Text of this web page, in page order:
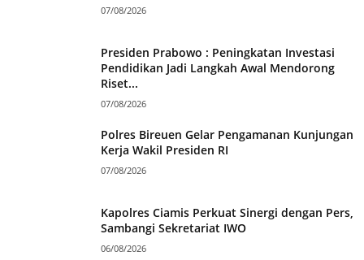
07/08/2026
Presiden Prabowo : Peningkatan Investasi
Pendidikan Jadi Langkah Awal Mendorong
Riset...
07/08/2026
Polres Bireuen Gelar Pengamanan Kunjungan
Kerja Wakil Presiden RI
07/08/2026
Kapolres Ciamis Perkuat Sinergi dengan Pers,
Sambangi Sekretariat IWO
06/08/2026